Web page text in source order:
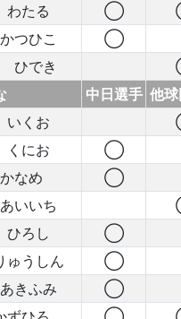
たる ◯
つひこ
◯
ひでき
中日選手 他
くお
にお
◯
なめ
◯
いいち
ろし
◯
うしん
◯
きふみ
◯